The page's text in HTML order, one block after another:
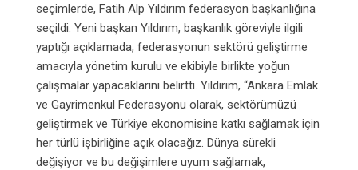
seçimlerde, Fatih Alp Yıldırım federasyon başkanlığına
seçildi. Yeni başkan Yıldırım, başkanlık göreviyle ilgili
yaptığı açıklamada, federasyonun sektörü geliştirme
amacıyla yönetim kurulu ve ekibiyle birlikte yoğun
çalışmalar yapacaklarını belirtti. Yıldırım, “Ankara Emlak
ve Gayrimenkul Federasyonu olarak, sektörümüzü
geliştirmek ve Türkiye ekonomisine katkı sağlamak için
her türlü işbirliğine açık olacağız. Dünya sürekli
değişiyor ve bu değişimlere uyum sağlamak,